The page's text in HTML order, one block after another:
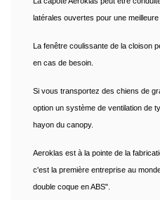
latérales ouvertes pour une meilleure
La fenêtre coulissante de la cloison
en cas de besoin.
Si vous transportez des chiens de
option un système de ventilation de
hayon du canopy.
Aeroklas est à la pointe de la
c'est la première entreprise au
double coque en ABS".